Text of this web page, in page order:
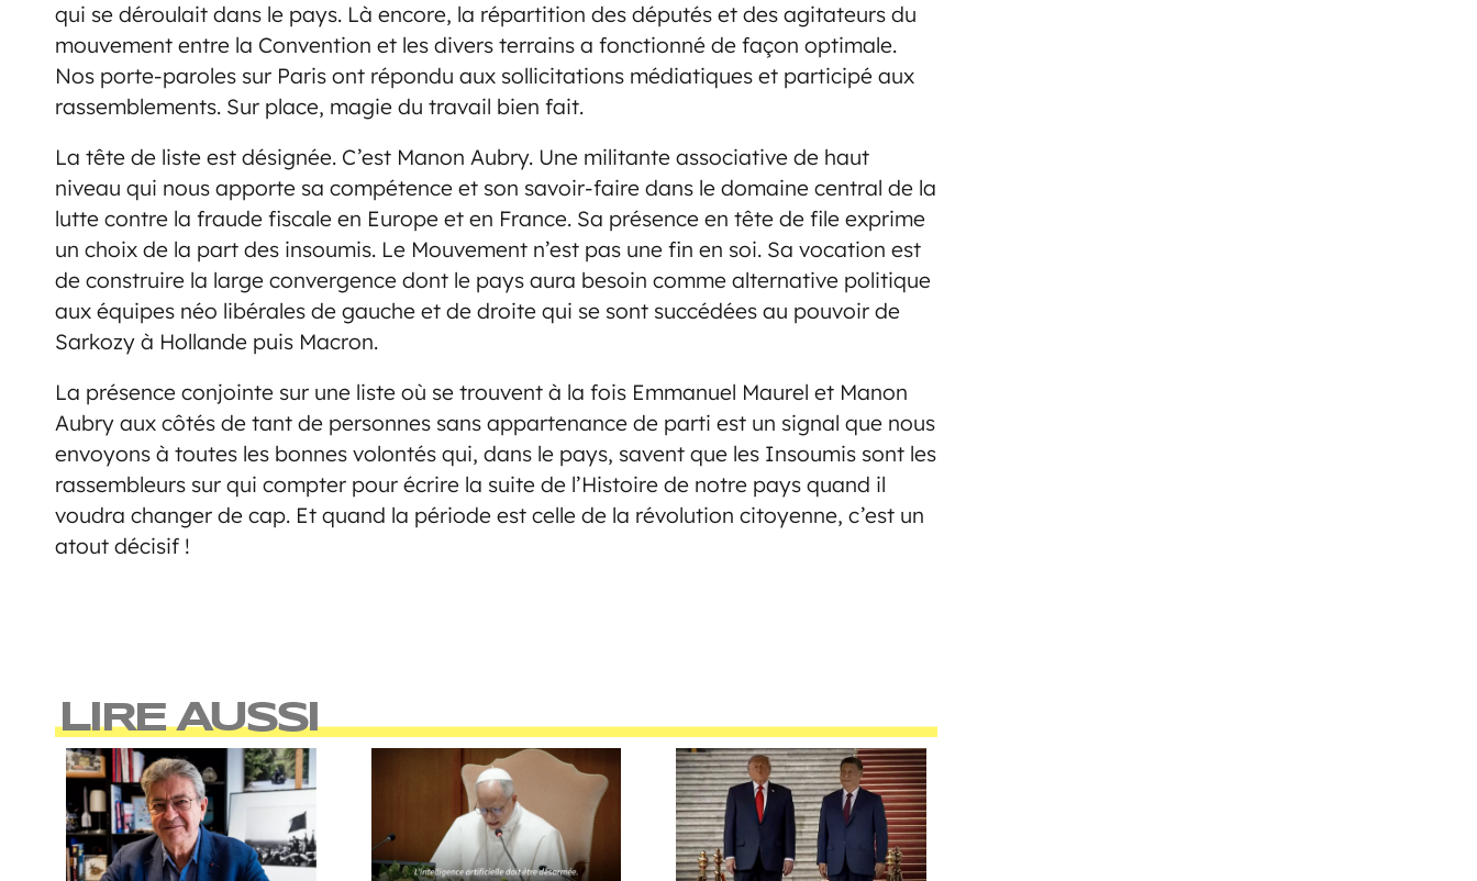
qui se déroulait dans le pays. Là encore, la répartition des députés et des agitateurs du
mouvement entre la Convention et les divers terrains a fonctionné de façon optimale.
Nos porte-paroles sur Paris ont répondu aux sollicitations médiatiques et participé aux
rassemblements. Sur place, magie du travail bien fait.
La tête de liste est désignée. C’est Manon Aubry. Une militante associative de haut
niveau qui nous apporte sa compétence et son savoir-faire dans le domaine central de la
lutte contre la fraude fiscale en Europe et en France. Sa présence en tête de file exprime
un choix de la part des insoumis. Le Mouvement n’est pas une fin en soi. Sa vocation est
de construire la large convergence dont le pays aura besoin comme alternative politique
aux équipes néo libérales de gauche et de droite qui se sont succédées au pouvoir de
Sarkozy à Hollande puis Macron.
La présence conjointe sur une liste où se trouvent à la fois Emmanuel Maurel et Manon
Aubry aux côtés de tant de personnes sans appartenance de parti est un signal que nous
envoyons à toutes les bonnes volontés qui, dans le pays, savent que les Insoumis sont les
rassembleurs sur qui compter pour écrire la suite de l’Histoire de notre pays quand il
voudra changer de cap. Et quand la période est celle de la révolution citoyenne, c’est un
atout décisif !
LIRE AUSSI